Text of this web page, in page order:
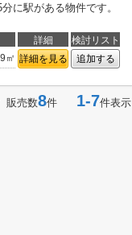
に駅がある物件です。
詳細
検討リスト
㎡ 詳細を見る 追加する
販売数8件 1-7件表示